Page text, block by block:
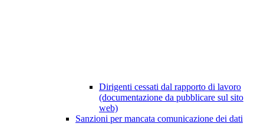
Dirigenti cessati dal rapporto di lavoro
(documentazione da pubblicare sul sito
web)
Sanzioni per mancata comunicazione dei dati